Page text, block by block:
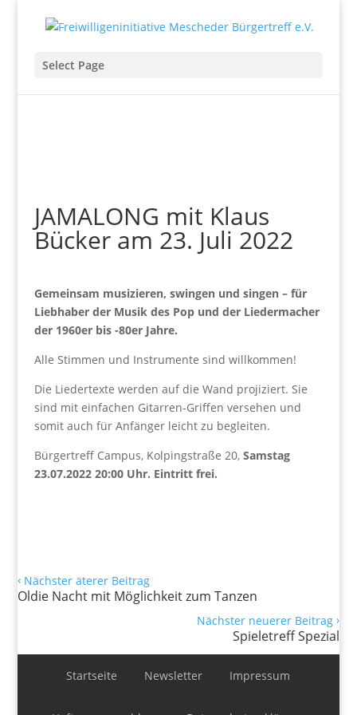
Select Page
JAMALONG mit Klaus
Bücker am 23. Juli 2022
Gemeinsam musizieren, swingen und singen – für
Liebhaber der Musik des Pop und der Liedermacher
der 1960er bis -80er Jahre.
Alle Stimmen und Instrumente sind willkommen!
Die Liedertexte werden auf die Wand projiziert. Sie
sind mit einfachen Gitarren-Griffen versehen und
somit auch für Anfänger leicht zu begleiten.
Bürgertreff Campus, Kolpingstraße 20, Samstag
23.07.2022 20:00 Uhr. Eintritt frei.
‹ Nächster äterer Beitrag
Oldie Nacht mit Möglichkeit zum Tanzen
Nächster neuerer Beitrag ›
Spieletreff Spezial
Startseite Newsletter Impressum